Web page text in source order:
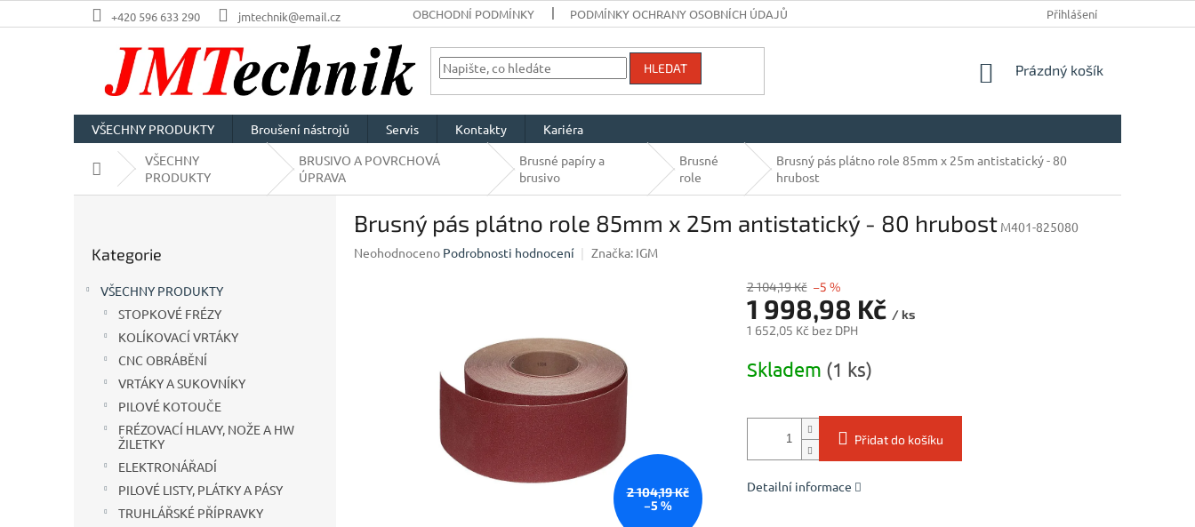
na
+420 596 633 290 jmtechnik@email.cz OBCHODNÍ PODMÍNKY PODMÍNKY OCHRANY OSOBNÍCH ÚDAJŮ Přihlášení
HLEDAT
NÁKUPNÍ
Prázdný košík
VŠECHNY PRODUKTY Broušení nástrojů Servis Kontakty Kariéra
Domů VŠECHNY
PRODUKTY
BRUSIVO A POVRCHOVÁ
ÚPRAVA
Brusné papíry a
brusivo
Brusné
role
Brusný pás plátno role 85mm x 25m antistatický - 80
hrubost
kategorie
Kategorie
VŠECHNY PRODUKTY
STOPKOVÉ FRÉZY
KOLÍKOVACÍ VRTÁKY
CNC OBRÁBĚNÍ
VRTÁKY A SUKOVNÍKY
PILOVÉ KOTOUČE
FRÉZOVACÍ HLAVY, NOŽE A HW
ŽILETKY
ELEKTRONÁŘADÍ
PILOVÉ LISTY, PLÁTKY A PÁSY
TRUHLÁŘSKÉ PŘÍPRAVKY
Brusný pás plátno role 85mm x 25m antistatický - 80 hrubost M401-825080
Průměrné
Neohodnoceno Podrobnosti hodnocení Značka: IGM
2 104,19 Kč
–5 %
2 104,19 Kč –5 %
1 998,98 Kč / ks
1 652,05 Kč bez DPH
cena:
Skladem (1 ks)
Přidat do košíku
Detailní informace